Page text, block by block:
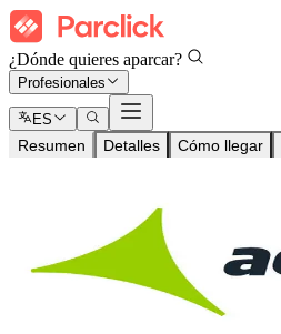
¿Dónde quieres aparcar?
Profesionales
ES
Resumen Detalles Cómo llegar